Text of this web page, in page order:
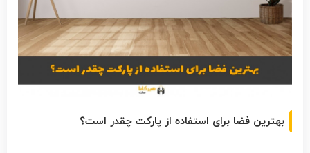
بهترین فضا برای استفاده از پارکت چقدر است؟